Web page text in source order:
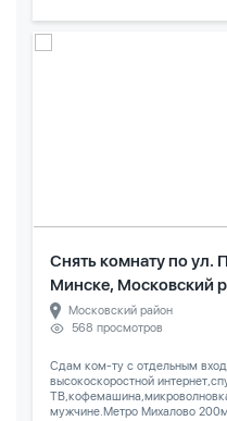
Снять комнату по ул.
Минске, Московский
Московский район
568 просмотров
Сдам ком-ту с отдельным
высокоскоростной
мужчине.Метро Михалово